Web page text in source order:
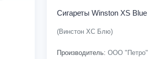
Сигареты Winston XS Blue
(Винстон ХС Блю)
Производитель: ООО "Петро"